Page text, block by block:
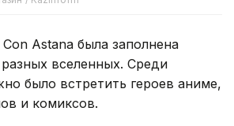
Astana была заполнена
вселенных. Среди
было встретить героев аниме,
и комиксов.